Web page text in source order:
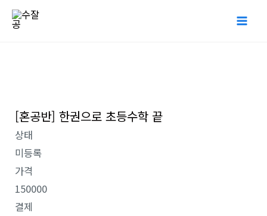
[혼공반] 한권으로 초등수학 끝
상태
미등록
가격
150000
결제